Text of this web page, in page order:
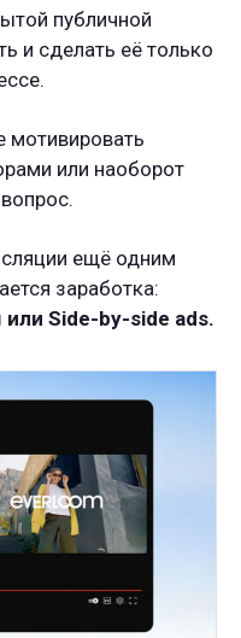
публичной
и сделать её только
мотивировать
или наоборот
ещё одним
заработка:
Side-by-side ads.